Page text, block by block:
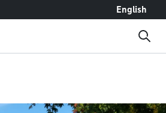
English